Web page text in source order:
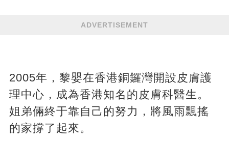
ADVERTISEMENT
2005年，黎嬰在香港銅鑼灣開設皮膚護
理中心，成為香港知名的皮膚科醫生。
姐弟倆終于靠自己的努力，將風雨飄搖
的家撐了起來。